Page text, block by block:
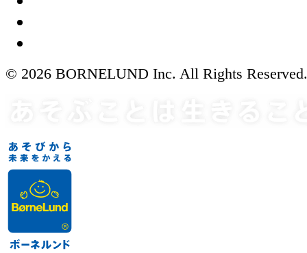
© 2026 BORNELUND Inc. All Rights Reserved.